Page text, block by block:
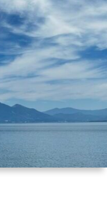
覧
ラ
イ
フ
か
け
ま
つ
ぶ
の
プ
ロ
フ
ー
ル
コ
ン
ト
個
報